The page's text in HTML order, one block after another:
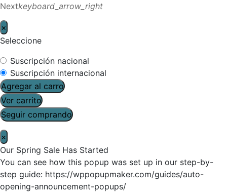
Nextkeyboard_arrow_right
×
Seleccione
Suscripción nacional
Suscripción internacional
Agregar al carro
Ver carrito
Seguir comprando
×
Our Spring Sale Has Started
You can see how this popup was set up in our step-by-
step guide: https://wppopupmaker.com/guides/auto-
opening-announcement-popups/